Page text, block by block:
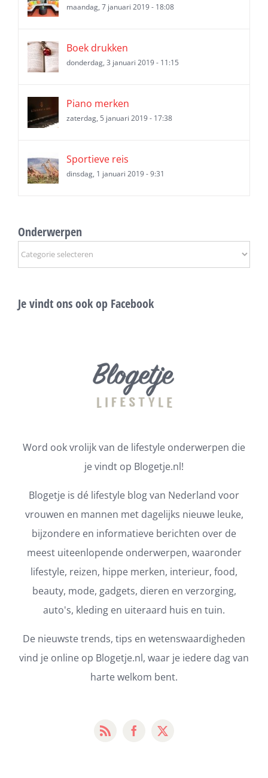
maandag, 7 januari 2019 - 18:08
Boek drukken
donderdag, 3 januari 2019 - 11:15
Piano merken
zaterdag, 5 januari 2019 - 17:38
Sportieve reis
dinsdag, 1 januari 2019 - 9:31
Onderwerpen
Onderwerpen
Je vindt ons ook op Facebook
Word ook vrolijk van de lifestyle onderwerpen die
je vindt op Blogetje.nl!
Blogetje is dé lifestyle blog van Nederland voor
vrouwen en mannen met dagelijks nieuwe leuke,
bijzondere en informatieve berichten over de
meest uiteenlopende onderwerpen, waaronder
lifestyle, reizen, hippe merken, interieur, food,
beauty, mode, gadgets, dieren en verzorging,
auto's, kleding en uiteraard huis en tuin.
De nieuwste trends, tips en wetenswaardigheden
vind je online op Blogetje.nl, waar je iedere dag van
harte welkom bent.